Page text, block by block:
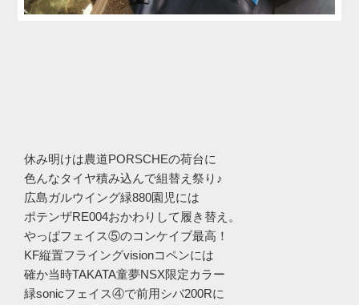
休み明けは農道PORSCHEの荷台に
色んなタイヤ積み込んで組替え祭り♪
広島ガルウイング緑880園児には
ポテンザRE004おかわりして履き替え。
やっぱフェイス⑤のコンケイブ最高！
KF縦置フライングvisionコペンには
確か当時TAKATA童夢NSX限定カラー
緑sonicフェイス④で前用シバ200Rに